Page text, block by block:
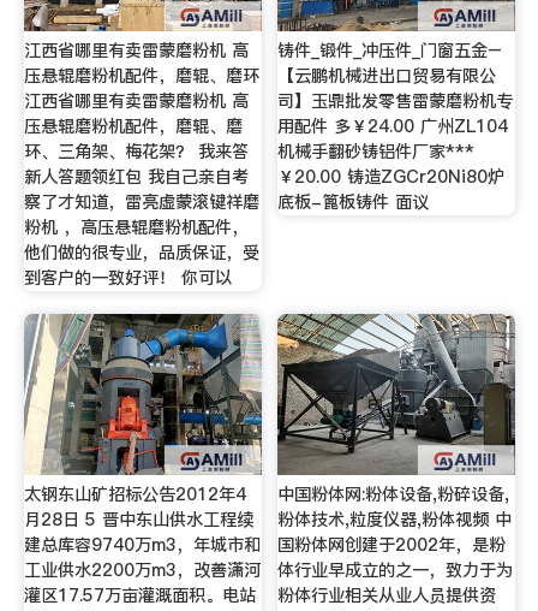
江西省哪里有卖雷蒙磨粉机 高
压悬辊磨粉机配件，磨辊、磨环
江西省哪里有卖雷蒙磨粉机 高
压悬辊磨粉机配件，磨辊、磨
环、三角架、梅花架？ 我来答
新人答题领红包 我自己亲自考
察了才知道，雷亮虚蒙滚键祥磨
粉机 ，高压悬辊磨粉机配件，
他们做的很专业，品质保证，受
到客户的一致好评！ 你可以
铸件_锻件_冲压件_门窗五金–
【云鹏机械进出口贸易有限公
司】玉鼎批发零售雷蒙磨粉机专
用配件 多￥24.00 广州ZL104
机械手翻砂铸铝件厂家***
￥20.00 铸造ZGCr20Ni80炉
底板-篦板铸件 面议
太钢东山矿招标公告2012年4
月28日 5 晋中东山供水工程续
建总库容9740万m3，年城市和
工业供水2200万m3，改善潇河
灌区17.57万亩灌溉面积。电站
中国粉体网:粉体设备,粉碎设备,
粉体技术,粒度仪器,粉体视频 中
国粉体网创建于2002年，是粉
体行业早成立的之一，致力于为
粉体行业相关从业人员提供资